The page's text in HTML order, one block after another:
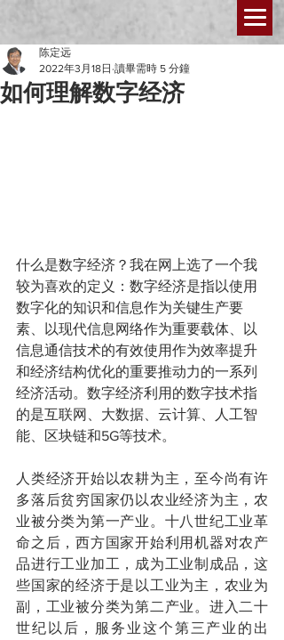
如何理解数字经济
陈定远
2022年3月18日 讀畢需時 5 分鐘
什么是数字经济？我在网上选了一个我
较为喜欢的定义：数字经济是指以使用
数字化的知识和信息作为关键生产要
素、以现代信息网络作为重要载体、以
信息通信技术的有效使用作为效率提升
和经济结构优化的重要推动力的一系列
经济活动。数字经济利用的数字技术指
的是互联网、大数据、云计算、人工智
能、区块链和5G等技术。
人类经济开始以农耕为主，至今尚有许
多落后贫穷国家仍以农业经济为主，农
业被分类为第一产业。十八世纪工业革
命之后，西方国家开始利用机器对农产
品进行工业加工，成为工业制成品，这
些国家的经济于是以工业为主，农业为
副，工业被分类为第二产业。进入二十
世纪以后，服务业这个第三产业的出